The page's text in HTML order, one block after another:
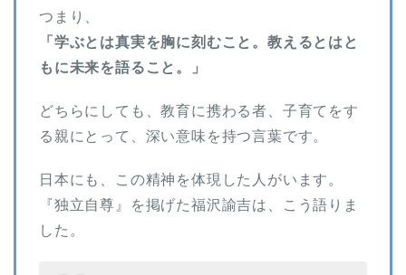
つまり、
「学ぶとは真実を胸に刻むこと。教えるとはと
もに未来を語ること。」
どちらにしても、教育に携わる者、子育てをす
る親にとって、深い意味を持つ言葉です。
日本にも、この精神を体現した人がいます。
『独立自尊』を掲げた福沢諭吉は、こう語りま
した。